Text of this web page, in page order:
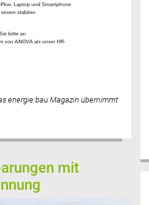
energie:bau Magazin übernimmt
mit